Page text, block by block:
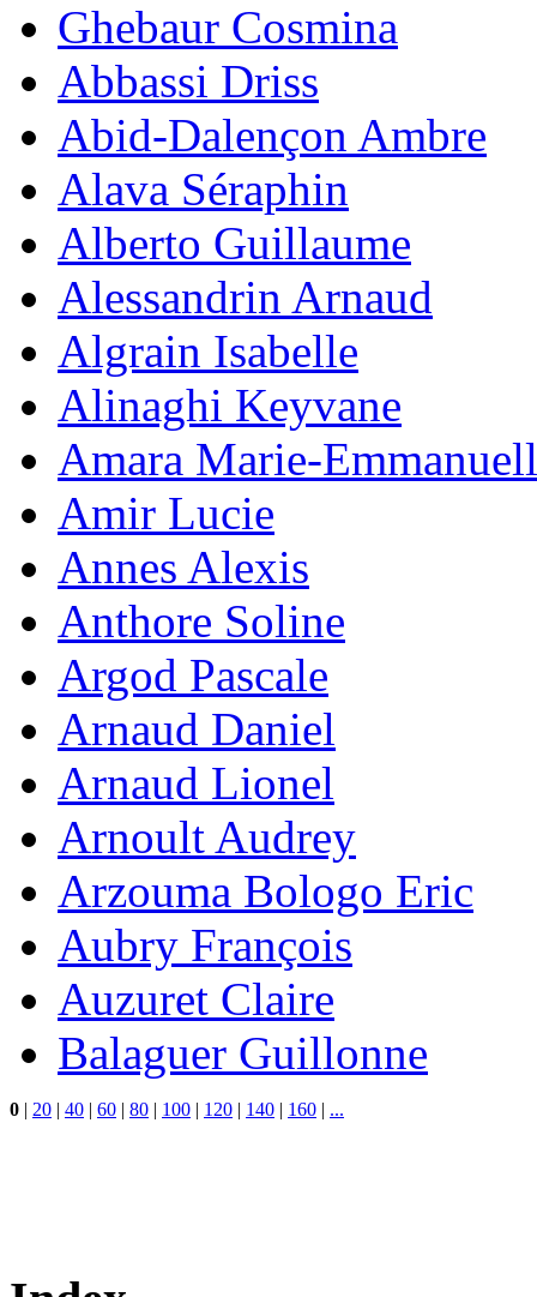
Ghebaur Cosmina
Abbassi Driss
Abid-Dalençon Ambre
Alava Séraphin
Alberto Guillaume
Alessandrin Arnaud
Algrain Isabelle
Alinaghi Keyvane
Amara Marie-
Amir Lucie
Annes Alexis
Anthore Soline
Argod Pascale
Arnaud Daniel
Arnaud Lionel
Arnoult Audrey
Arzouma Bologo Eric
Aubry François
Auzuret Claire
Balaguer Guillonne
0 | 20 | 40 | 60 | 80 | 100 | 120 | 140 | 160 | ...